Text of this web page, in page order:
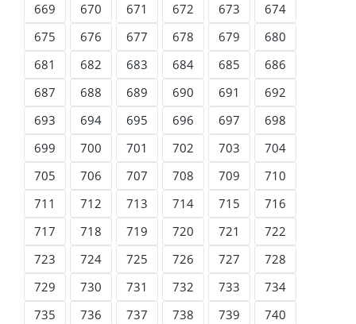
669
670 671 672 673
674
675
676 677 678 679
680
681
682 683 684 685
686
687
688 689 690 691
692
693
694 695 696 697
698
699
700 701 702 703
704
705
706 707 708 709
710
711
712 713 714 715
716
717
718 719 720 721
722
723
724 725 726 727
728
729
730 731 732 733
734
735
736 737 738 739
740